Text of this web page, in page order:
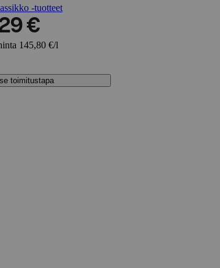
-tuotteet
€
145,80 €/l
toimitustapa